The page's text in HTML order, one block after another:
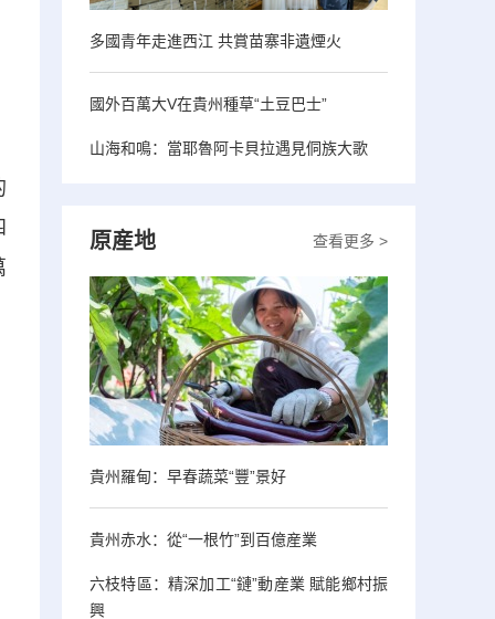
多國青年走進西江 共賞苗寨非遺煙火
國外百萬大V在貴州種草“土豆巴士”
山海和鳴：當耶魯阿卡貝拉遇見侗族大歌
查看更多 >
原産地
貴州羅甸：早春蔬菜“豐”景好
貴州赤水：從“一根竹”到百億産業
六枝特區：精深加工“鏈”動産業 賦能鄉村振
興